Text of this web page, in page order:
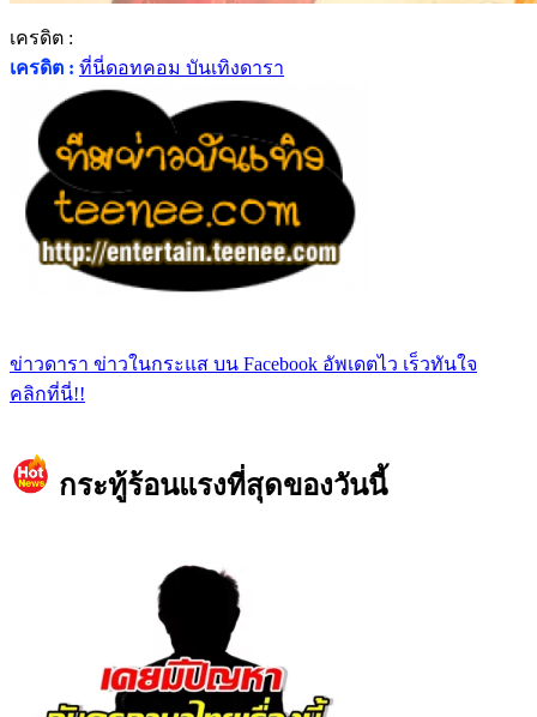
เครดิต :
เครดิต : ที่นี่ดอทคอม บันเทิงดารา
ข่าวดารา ข่าวในกระแส บน Facebook อัพเดตไว เร็วทันใจ
คลิกที่นี่!!
กระทู้ร้อนแรงที่สุดของวันนี้